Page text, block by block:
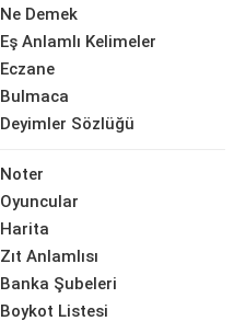
Ne Demek
Eş Anlamlı Kelimeler
Eczane
Bulmaca
Deyimler Sözlüğü
Noter
Oyuncular
Harita
Zıt Anlamlısı
Banka Şubeleri
Boykot Listesi